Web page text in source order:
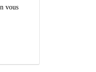
vous